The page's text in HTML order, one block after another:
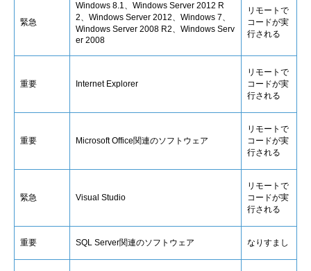
緊急
Windows 8.1、Windows Server 2012 R
2、Windows Server 2012、Windows 7、
Windows Server 2008 R2、Windows Serv
er 2008
リモートで
コードが実
行される
重要 Internet Explorer
リモートで
コードが実
行される
重要 Microsoft Office関連のソフトウェア
リモートで
コードが実
行される
緊急 Visual Studio
リモートで
コードが実
行される
重要 SQL Server関連のソフトウェア なりすまし